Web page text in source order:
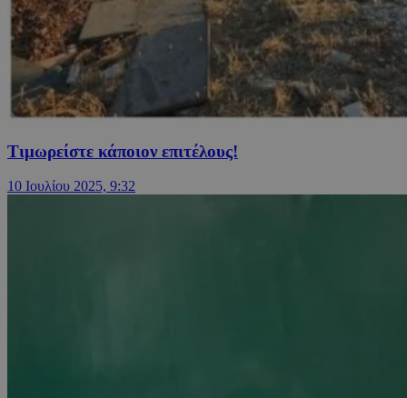
Τιμωρείστε κάποιον επιτέλους!
10 Ιουλίου 2025, 9:32